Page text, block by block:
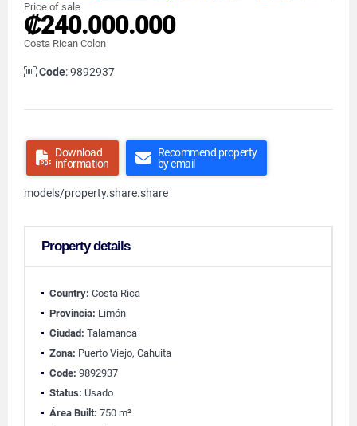
Price of sale
₡240.000.000
Costa Rican Colon
Code: 9892937
Download
information
Recommend property
by email
models/property.share.share
Property details
Country: Costa Rica
Provincia: Limón
Ciudad: Talamanca
Zona: Puerto Viejo, Cahuita
Code: 9892937
Status: Usado
Área Built: 750 m²